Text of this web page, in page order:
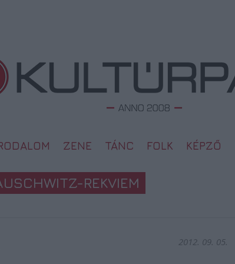
ZENE TÁNC FOLK KÉPZŐ
REKVIEM
2012. 09. 05.